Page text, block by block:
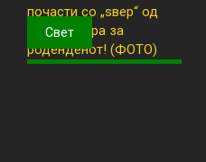
Свет